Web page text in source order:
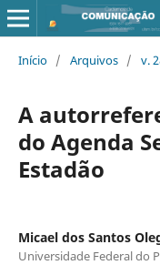
Início / Arquivos / v.
A
do Agenda
Estadão
Micael dos Santos
Universidade Federal do